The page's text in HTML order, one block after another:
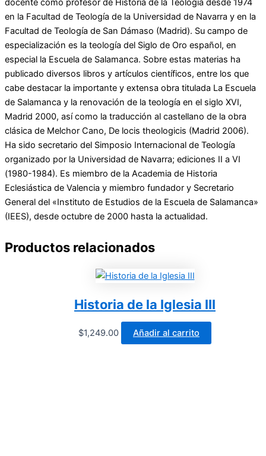
docente como profesor de Historia de la Teología desde 1974
en la Facultad de Teología de la Universidad de Navarra y en la
Facultad de Teología de San Dámaso (Madrid). Su campo de
especialización es la teología del Siglo de Oro español, en
especial la Escuela de Salamanca. Sobre estas materias ha
publicado diversos libros y artículos científicos, entre los que
cabe destacar la importante y extensa obra titulada La Escuela
de Salamanca y la renovación de la teología en el siglo XVI,
Madrid 2000, así como la traducción al castellano de la obra
clásica de Melchor Cano, De locis theologicis (Madrid 2006).
Ha sido secretario del Simposio Internacional de Teología
organizado por la Universidad de Navarra; ediciones II a VI
(1980-1984). Es miembro de la Academia de Historia
Eclesiástica de Valencia y miembro fundador y Secretario
General del «Instituto de Estudios de la Escuela de Salamanca»
(IEES), desde octubre de 2000 hasta la actualidad.
Productos relacionados
Historia de la Iglesia III
$1,249.00 Añadir al carrito